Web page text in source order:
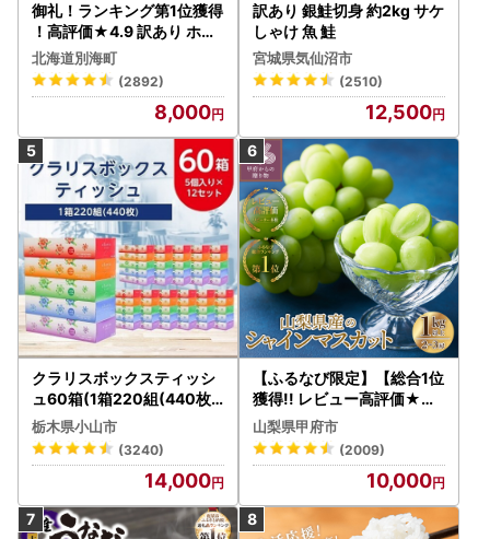
御礼！ランキング第1位獲得
！高評価★4.9 訳あり ホタ
テ 400g（ほたて 帆立 貝柱
冷凍 ）
北海道別海町
(2892)
8,000
訳あり 銀鮭切身 約2kg サケ
しゃけ 魚 鮭
宮城県気仙沼市
(2510)
12,500
クラリスボックスティッシ
ュ60箱(1箱220組(440枚))
(5個入り×12セット)【配送
不可地域：離島・沖縄県】
【1256759】
栃木県小山市
(3240)
14,000
【ふるなび限定】【総合1位
獲得!! レビュー高評価★】
〈2026年度配送分〉山梨
県産 シャインマスカット 2
～3房（1.0kg以上）シャイ
ン フルーツ FN-Limited-S
P
山梨県甲府市
(2009)
10,000